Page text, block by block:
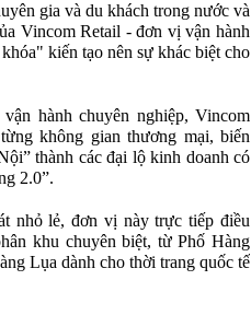
gia và du khách trong nước và
Vincom Retail - đơn vị vận hành
kiến tạo nên sự khác biệt cho
hành chuyên nghiệp, Vincom
không gian thương mại, biến
thành các đại lộ kinh doanh có
2.0”.
nhỏ lẻ, đơn vị này trực tiếp điều
khu chuyên biệt, từ Phố Hàng
Lụa dành cho thời trang quốc tế